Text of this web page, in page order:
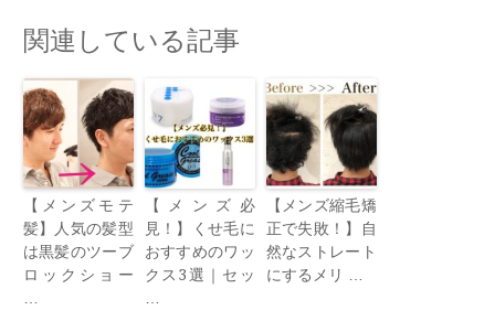
関連している記事
【メンズモテ
髪】人気の髪型
は黒髪のツーブ
ロックショー
…
【メンズ必
見！】くせ毛に
おすすめのワッ
クス3選｜セッ
…
【メンズ縮毛矯
正で失敗！】自
然なストレート
にするメリ …